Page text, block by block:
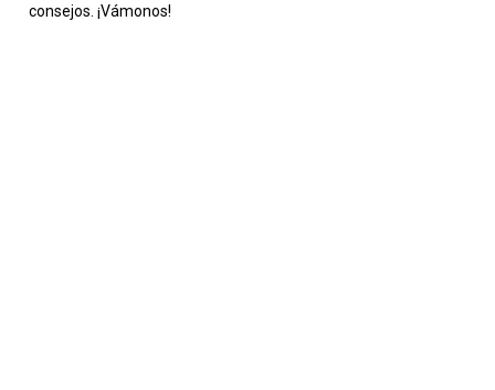
consejos. ¡Vámonos!